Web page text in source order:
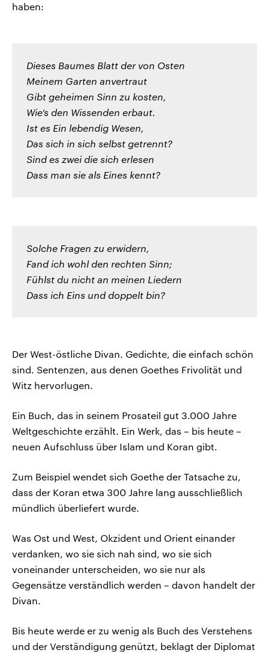
haben:
Dieses Baumes Blatt der von Osten
Meinem Garten anvertraut
Gibt geheimen Sinn zu kosten,
Wie‘s den Wissenden erbaut.
Ist es Ein lebendig Wesen,
Das sich in sich selbst getrennt?
Sind es zwei die sich erlesen
Dass man sie als Eines kennt?
Solche Fragen zu erwidern,
Fand ich wohl den rechten Sinn;
Fühlst du nicht an meinen Liedern
Dass ich Eins und doppelt bin?
Der West-östliche Divan. Gedichte, die einfach schön
sind. Sentenzen, aus denen Goethes Frivolität und
Witz hervorlugen.
Ein Buch, das in seinem Prosateil gut 3.000 Jahre
Weltgeschichte erzählt. Ein Werk, das – bis heute –
neuen Aufschluss über Islam und Koran gibt.
Zum Beispiel wendet sich Goethe der Tatsache zu,
dass der Koran etwa 300 Jahre lang ausschließlich
mündlich überliefert wurde.
Was Ost und West, Okzident und Orient einander
verdanken, wo sie sich nah sind, wo sie sich
voneinander unterscheiden, wo sie nur als
Gegensätze verständlich werden – davon handelt der
Divan.
Bis heute werde er zu wenig als Buch des Verstehens
und der Verständigung genützt, beklagt der Diplomat